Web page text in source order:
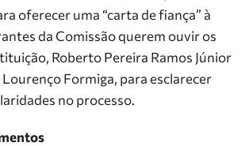
oferecer uma “carta de fiança” à
da Comissão querem ouvir os
Roberto Pereira Ramos Júnior
Formiga, para esclarecer
no processo.